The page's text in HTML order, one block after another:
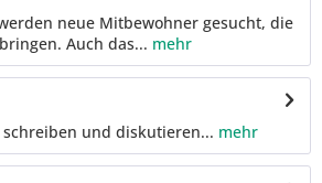
neue Mitbewohner gesucht, die
Auch das... mehr
und diskutieren... mehr